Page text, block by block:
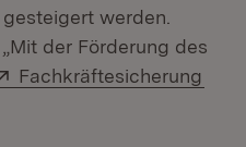
werden.
der Förderung des
Extern:
Fachkräftesicherung